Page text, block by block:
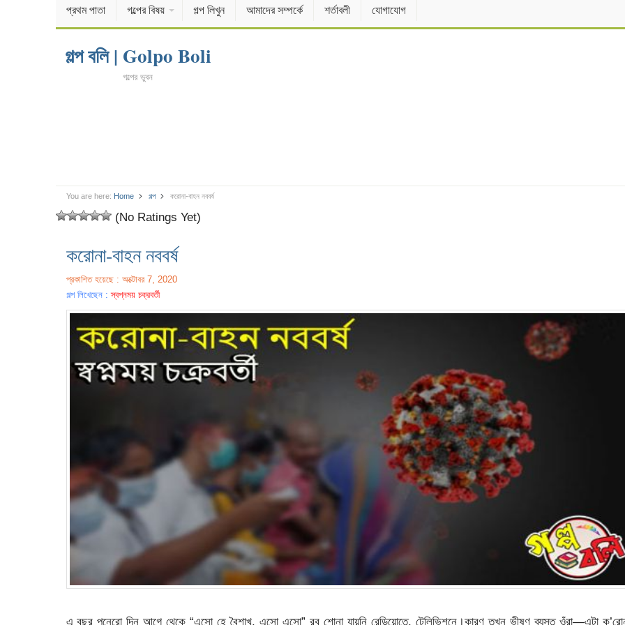
প্রথম পাতা গল্পের বিষয় গল্প লিখুন আমাদের সম্পর্কে শর্তাবলী যোগাযোগ
গল্প বলি | Golpo Boli
গল্পের ভুবন
You are here: Home গল্প করোনা-বাহন নববর্ষ
(No Ratings Yet)
করোনা-বাহন নববর্ষ
প্রকাশিত হয়েছে : অক্টোবর 7, 2020
গল্প লিখেছেন :স্বপ্নময় চক্রবর্তী
এ বছর পনেরো দিন আগে থেকে “এসো হে বৈশাখ, এসো এসো” রব শোনা যায়নি রেডিয়োতে, টেলিভিশনে।কারণ তখন ভীষণ ব্যস্ত ওঁরা—এটা